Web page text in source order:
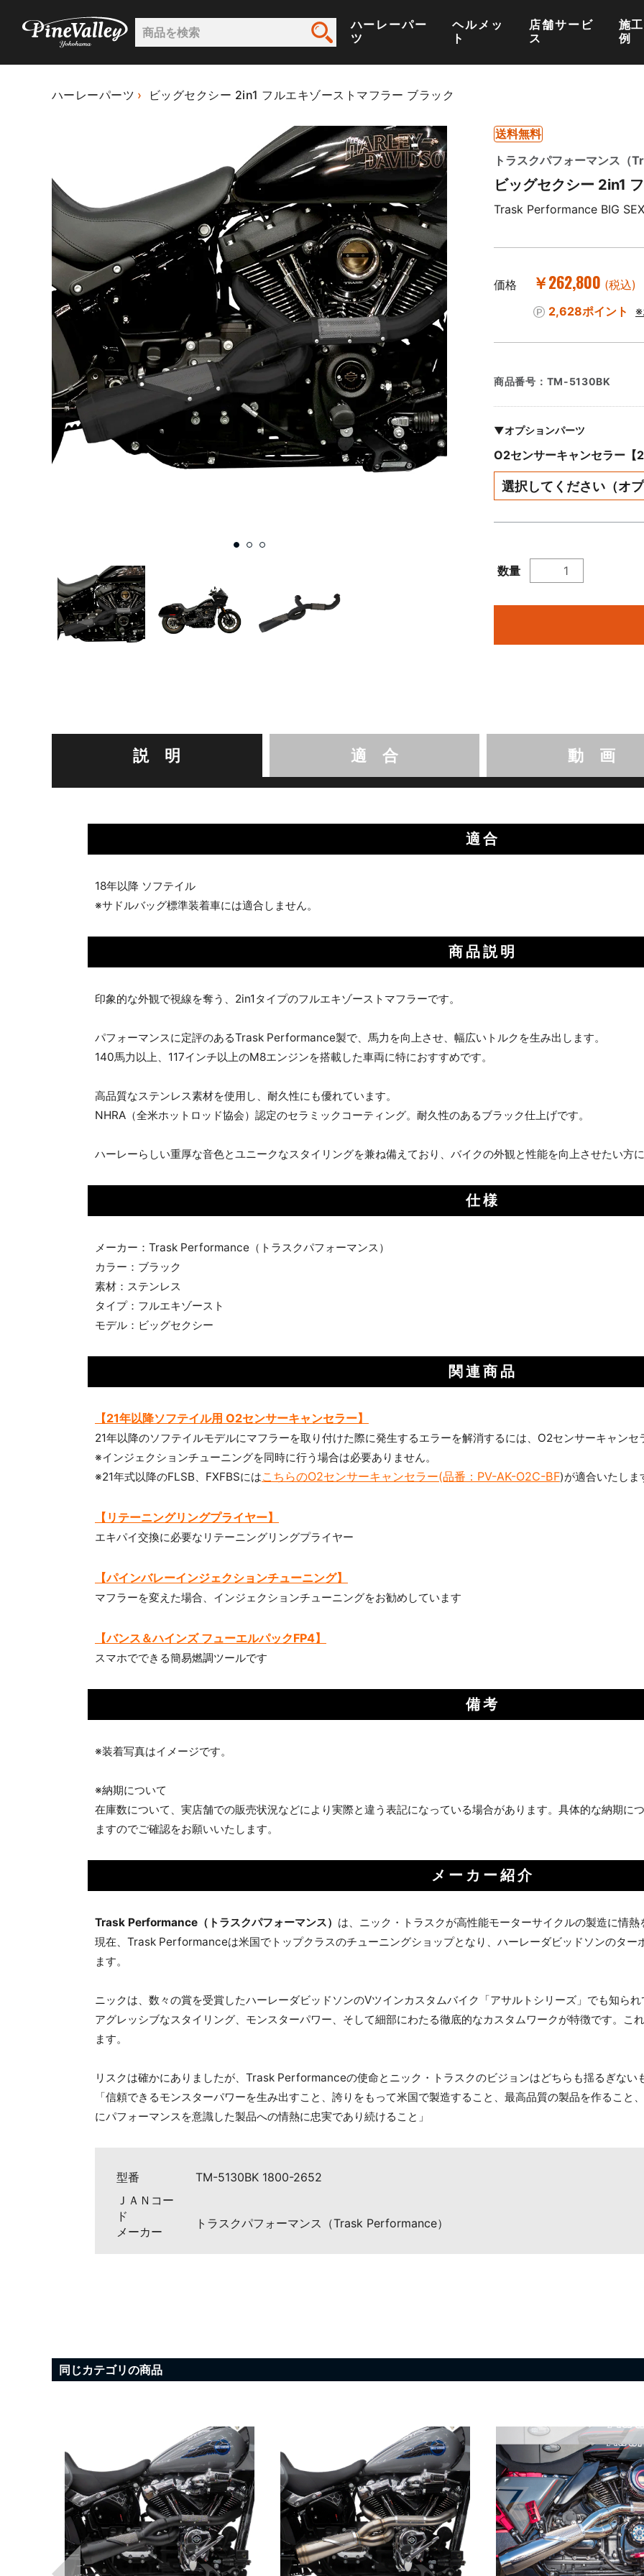
ハーレーパー
ツ
ヘルメッ
ト
店舗サービ
ス
施
例
ハーレーパーツ ビッグセクシー 2in1 フルエキゾーストマフラー ブラック
送料無料
トラスクパフォーマンス（
ビッグセクシー 2in1
Trask Performance BIG
価格 ￥262,800 (税込)
2,628ポイント
商品番号： TM-5130BK
▼オプションパーツ
O2センサーキャンセラー【
数量
説 明 適 合 動 画
適合
18年以降 ソフテイル
※サドルバッグ標準装着車には適合しません。
商品説明
印象的な外観で視線を奪う、2in1タイプのフルエキゾーストマフラーです。
パフォーマンスに定評のあるTrask Performance製で、馬力を向上させ、幅広いトルクを生み出します。
140馬力以上、117インチ以上のM8エンジンを搭載した車両に特におすすめです。
高品質なステンレス素材を使用し、耐久性にも優れています。
NHRA（全米ホットロッド協会）認定のセラミックコーティング。耐久性のあるブラック仕上げです。
ハーレーらしい重厚な音色とユニークなスタイリングを兼ね備えており、バイクの外観と性能を向上させたい方に
仕様
メーカー：Trask Performance（トラスクパフォーマンス）
カラー：ブラック
素材：ステンレス
タイプ：フルエキゾースト
モデル：ビッグセクシー
関連商品
【21年以降ソフテイル用 O2センサーキャンセラー】
21年以降のソフテイルモデルにマフラーを取り付けた際に発生するエラーを解消するには、O2センサーキャンセ
※インジェクションチューニングを同時に行う場合は必要ありません。
※21年式以降のFLSB、FXFBSにはこちらのO2センサーキャンセラー(品番：PV-AK-O2C-BF)が適合いたしま
【リテーニングリングプライヤー】
エキパイ交換に必要なリテーニングリングプライヤー
【パインバレーインジェクションチューニング】
マフラーを変えた場合、インジェクションチューニングをお勧めしています
【バンス＆ハインズ フューエルパックFP4】
スマホでできる簡易燃調ツールです
備考
※装着写真はイメージです。
※納期について
在庫数について、実店舗での販売状況などにより実際と違う表記になっている場合があります。具体的な納期に
ますのでご確認をお願いいたします。
メーカー紹介
Trask Performance（トラスクパフォーマンス） は、ニック・トラスクが高性能モーターサイクルの製造に情
現在、Trask Performanceは米国でトップクラスのチューニングショップとなり、ハーレーダビッドソンのター
ます。
ニックは、数々の賞を受賞したハーレーダビッドソンのVツインカスタムバイク「アサルトシリーズ」でも知られ
アグレッシブなスタイリング、モンスターパワー、そして細部にわたる徹底的なカスタムワークが特徴です。こ
ます。
リスクは確かにありましたが、Trask Performanceの使命とニック・トラスクのビジョンはどちらも揺るぎない
「信頼できるモンスターパワーを生み出すこと、誇りをもって米国で製造すること、最高品質の製品を作ること
にパフォーマンスを意識した製品への情熱に忠実であり続けること」
型番
TM-5130BK 1800-2652
ＪＡＮコー
ド
メーカー
トラスクパフォーマンス（Trask Performance）
同じカテゴリの商品